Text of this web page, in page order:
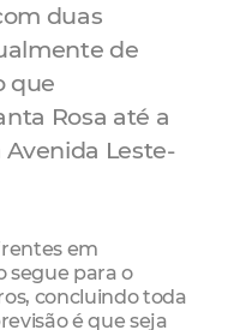
duas
de
que
Rosa até a
Leste-
em
segue para o
concluindo toda
é que seja